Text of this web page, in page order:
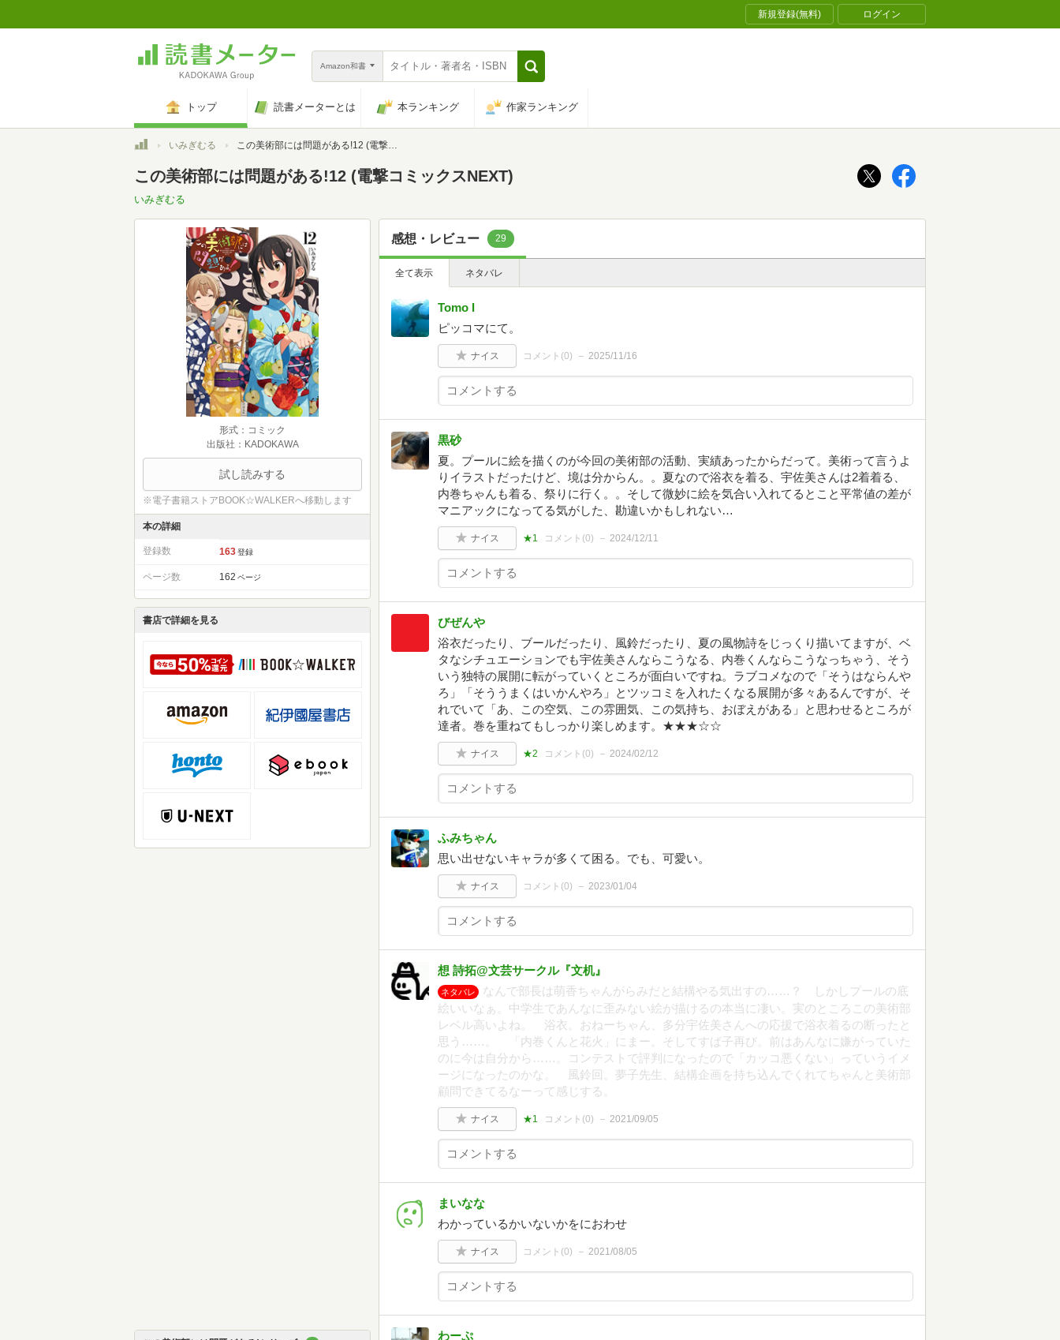
新規登録(無料) ログイン
Amazon和書
トップ 読書メーターとは 本ランキング 作家ランキング
トップいみぎむる この美術部には問題がある!12 (電撃コミックスNEXT)
この美術部には問題がある!12 (電撃コミックスNEXT)
いみぎむる
形式：コミック
出版社：KADOKAWA
試し読みする
※電子書籍ストアBOOK☆WALKERへ移動します
本の詳細
登録数 163 登録
ページ数 162 ページ
書店で詳細を見る
感想・レビュー 29
全て表示 ネタバレ
Tomo I
ピッコマにて。
ナイス コメント(0) 2025/11/16
黒砂
夏。プールに絵を描くのが今回の美術部の活動、実績あったからだって。美術って言うよ
りイラストだったけど、境は分からん。。夏なので浴衣を着る、宇佐美さんは2着着る、
内巻ちゃんも着る、祭りに行く。。そして微妙に絵を気合い入れてるとこと平常値の差が
マニアックになってる気がした、勘違いかもしれない…
ナイス ★1 コメント(0) 2024/12/11
びぜんや
浴衣だったり、ブールだったり、風鈴だったり、夏の風物詩をじっくり描いてますが、ベ
タなシチュエーションでも宇佐美さんならこうなる、内巻くんならこうなっちゃう、そう
いう独特の展開に転がっていくところが面白いですね。ラブコメなので「そうはならんや
ろ」「そううまくはいかんやろ」とツッコミを入れたくなる展開が多々あるんですが、そ
れでいて「あ、この空気、この雰囲気、この気持ち、おぼえがある」と思わせるところが
達者。巻を重ねてもしっかり楽しめます。★★★☆☆
ナイス ★2 コメント(0) 2024/02/12
ふみちゃん
思い出せないキャラが多くて困る。でも、可愛い。
ナイス コメント(0) 2023/01/04
想 詩拓@文芸サークル『文机』
ネタバレ
なんで部長は萌香ちゃんがらみだと結構やる気出すの……？ しかしプールの底
絵いいなぁ。中学生であんなに歪みない絵が描けるの本当に凄い。実のところこの美術部
レベル高いよね。 浴衣。おねーちゃん、多分宇佐美さんへの応援で浴衣着るの断ったと
思う……。 「内巻くんと花火」にまー。そしてすば子再び。前はあんなに嫌がっていた
のに今は自分から……。コンテストで評判になったので「カッコ悪くない」っていうイメ
ージになったのかな。 風鈴回。夢子先生、結構企画を持ち込んでくれてちゃんと美術部
顧問できてるなーって感じする。
ナイス ★1 コメント(0) 2021/09/05
まいなな
わかっているかいないかをにおわせ
ナイス コメント(0) 2021/08/05
わーぷ